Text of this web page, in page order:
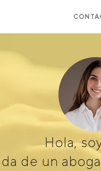
Hola,
de un